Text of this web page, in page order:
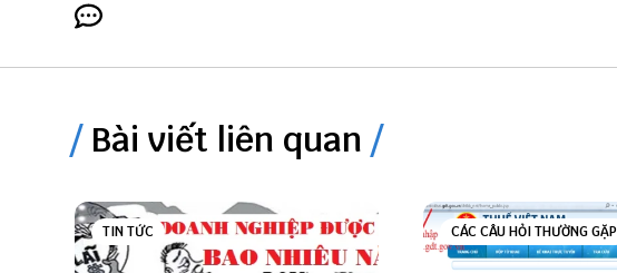
Bài viết liên quan
TIN TỨC CÁC CÂU HỎI THƯỜNG GẶP